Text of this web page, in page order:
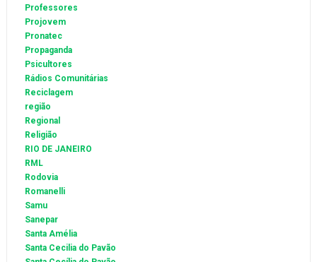
Professores
Projovem
Pronatec
Propaganda
Psicultores
Rádios Comunitárias
Reciclagem
região
Regional
Religião
RIO DE JANEIRO
RML
Rodovia
Romanelli
Samu
Sanepar
Santa Amélia
Santa Cecilia do Pavão